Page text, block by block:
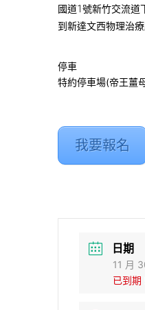
國道1號新竹交流道
到新達文西物理治療
停車
特約停車場(帝王薑
我要報名
日期
11 月
已到期